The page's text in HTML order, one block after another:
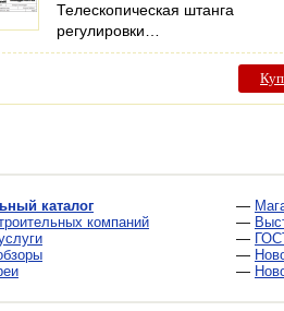
Телескопическая штанга
регулировки…
каталог
компаний
—
—
—
—
—